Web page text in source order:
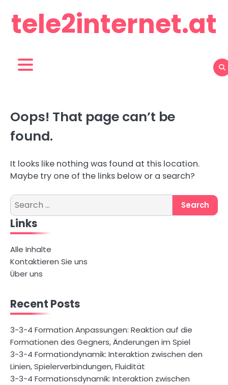
content
tele2internet.at
Oops! That page can’t be
found.
It looks like nothing was found at this location.
Maybe try one of the links below or a search?
Search
for:
Links
Alle Inhalte
Kontaktieren Sie uns
Über uns
Recent Posts
3-3-4 Formation Anpassungen: Reaktion auf die
Formationen des Gegners, Änderungen im Spiel
3-3-4 Formationdynamik: Interaktion zwischen den
Linien, Spielerverbindungen, Fluidität
3-3-4 Formationsdynamik: Interaktion zwischen